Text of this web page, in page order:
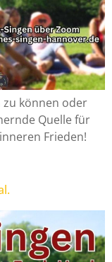
zu können oder
Quelle für
Frieden!